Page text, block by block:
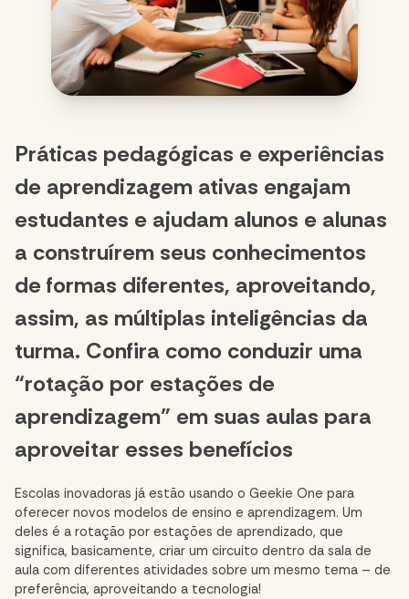
Práticas pedagógicas e experiências
de aprendizagem ativas engajam
estudantes e ajudam alunos e alunas
a construírem seus conhecimentos
de formas diferentes, aproveitando,
assim, as múltiplas inteligências da
turma. Confira como conduzir uma
“rotação por estações de
aprendizagem” em suas aulas para
aproveitar esses benefícios
Escolas inovadoras já estão usando o Geekie One para
oferecer novos modelos de ensino e aprendizagem. Um
deles é a rotação por estações de aprendizado, que
significa, basicamente, criar um circuito dentro da sala de
aula com diferentes atividades sobre um mesmo tema – de
preferência, aproveitando a tecnologia!